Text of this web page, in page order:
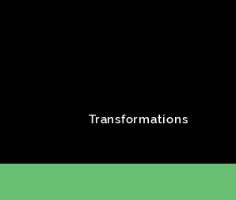
Transformations